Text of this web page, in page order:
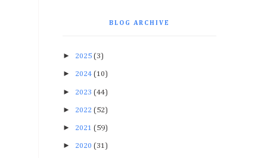
BLOG ARCHIVE
► 2025 (3)
► 2024 (10)
► 2023 (44)
► 2022 (52)
► 2021 (59)
► 2020 (31)